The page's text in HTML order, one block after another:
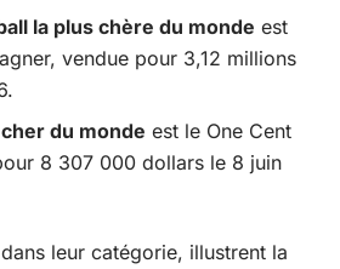
la plus chère du monde est
vendue pour 3,12 millions
du monde est le One Cent
8 307 000 dollars le 8 juin
leur catégorie, illustrent la